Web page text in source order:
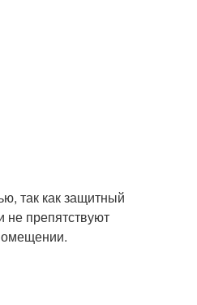
так как защитный
не препятствуют